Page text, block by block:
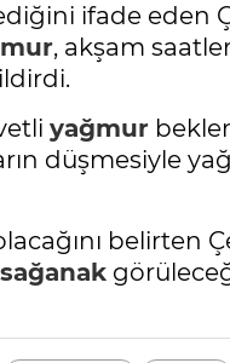
ifade eden
, akşam
yağmur
düşmesiyle
belirten
sağanak